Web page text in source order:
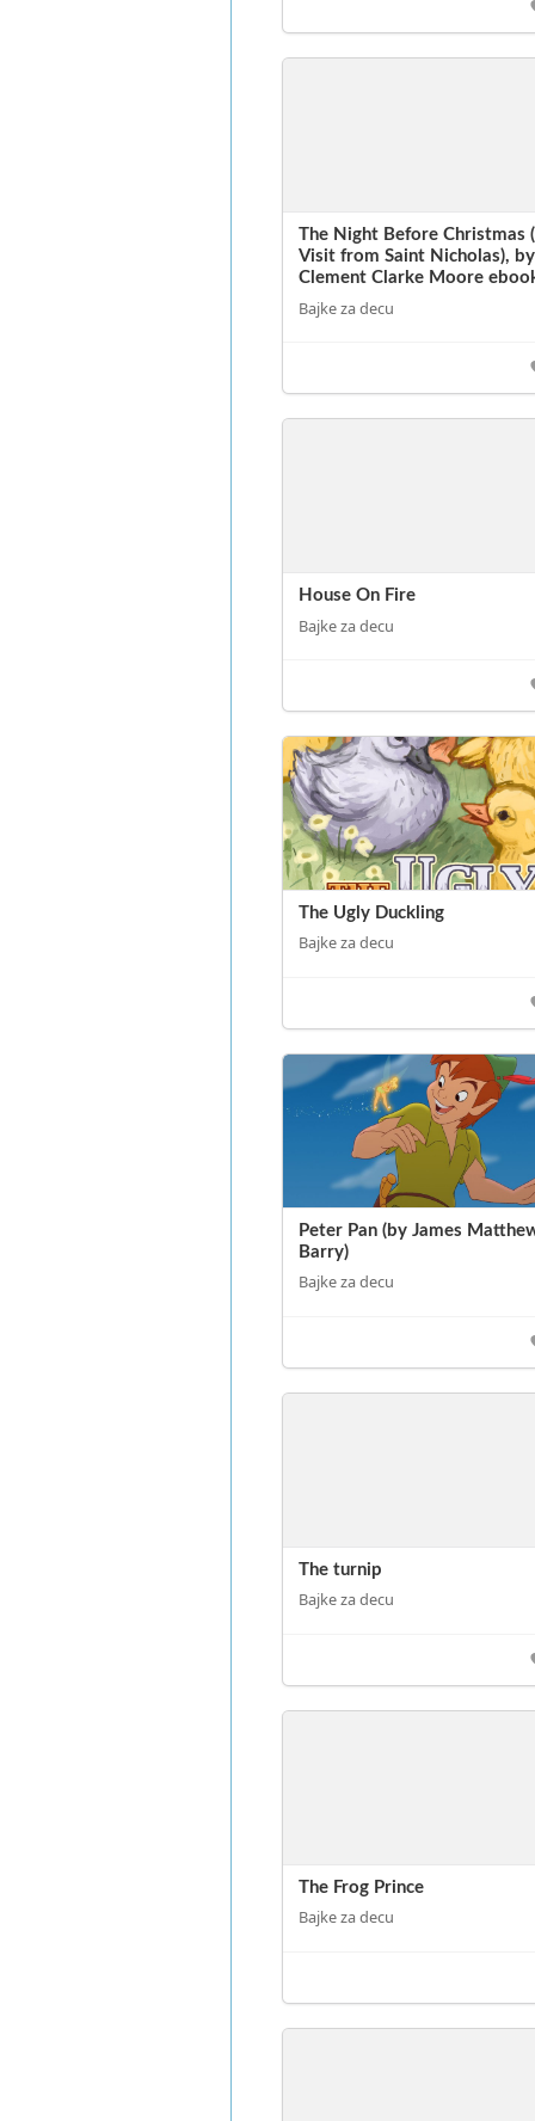
The Night Before Christmas
Visit from Saint Nicholas), by
Clement Clarke Moore
Bajke za decu
House On Fire
Bajke za decu
The Ugly Duckling
Bajke za decu
Peter Pan (by James
Barry)
Bajke za decu
The turnip
Bajke za decu
The Frog Prince
Bajke za decu